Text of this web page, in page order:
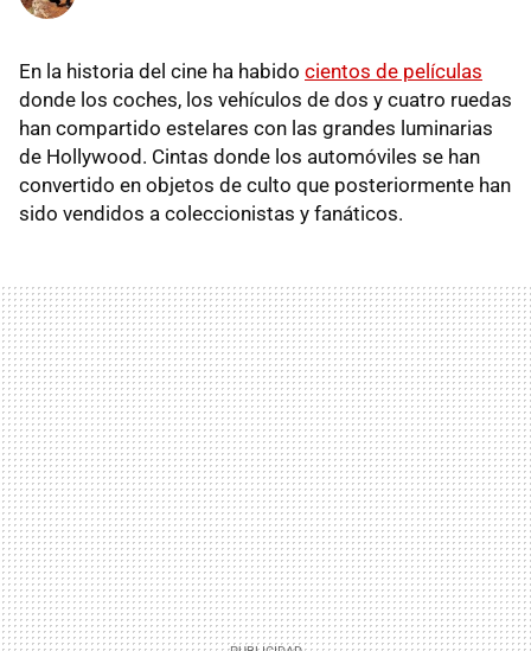
En la historia del cine ha habido cientos de películas
donde los coches, los vehículos de dos y cuatro ruedas
han compartido estelares con las grandes luminarias
de Hollywood. Cintas donde los automóviles se han
convertido en objetos de culto que posteriormente han
sido vendidos a coleccionistas y fanáticos.